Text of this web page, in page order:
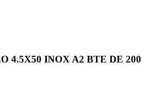
4.5X50 INOX A2 BTE DE 200